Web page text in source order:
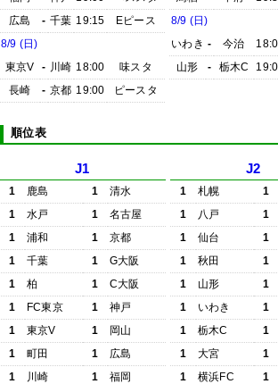
広島
- 千葉 19:15
Eピース
8/9 (日)
東京V
- 川崎 18:00
味スタ
長崎
- 京都 19:00 ピースタ
8/9 (日)
いわき - 今治
山形
- 栃木C
順位表
J1
1 鹿島 1
清水
1
水戸 1
名古屋
1
浦和 1
京都
1
千葉 1
G大阪
1
柏 1
C大阪
1
FC東京 1
神戸
1
東京V 1
岡山
1
町田 1
広島
1
川崎 1
福岡
J2
1 札幌
1
1
八戸
1
1
仙台
1
1
秋田
1
1
山形
1
1
いわき
1
1
栃木C
1
1
大宮
1
1
横浜FC
1